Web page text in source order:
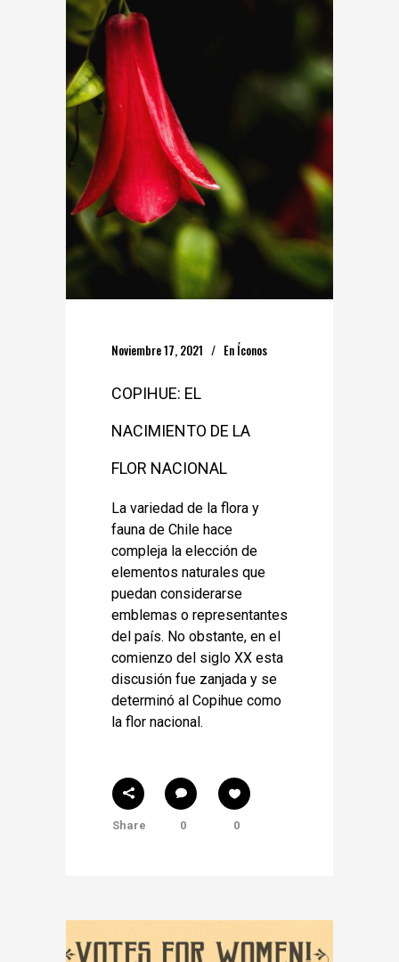
Noviembre 17, 2021 En Íconos
COPIHUE: EL
NACIMIENTO DE LA
FLOR NACIONAL
La variedad de la flora y
fauna de Chile hace
compleja la elección de
elementos naturales que
puedan considerarse
emblemas o representantes
del país. No obstante, en el
comienzo del siglo XX esta
discusión fue zanjada y se
determinó al Copihue como
la flor nacional.
Share 0 0